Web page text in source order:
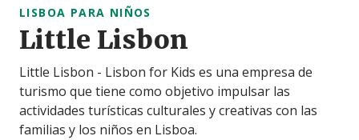
LISBOA PARA NIÑOS
Little Lisbon
Little Lisbon - Lisbon for Kids es una empresa de
turismo que tiene como objetivo impulsar las
actividades turísticas culturales y creativas con las
familias y los niños en Lisboa.